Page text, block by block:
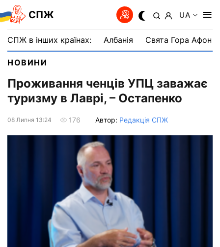
СПЖ UA
СПЖ в інших країнах: Албанія Свята Гора Афон
НОВИНИ
Проживання ченців УПЦ заважає
туризму в Лаврі, – Остапенко
08 Липня 13:24 176 Автор: Редакція СПЖ